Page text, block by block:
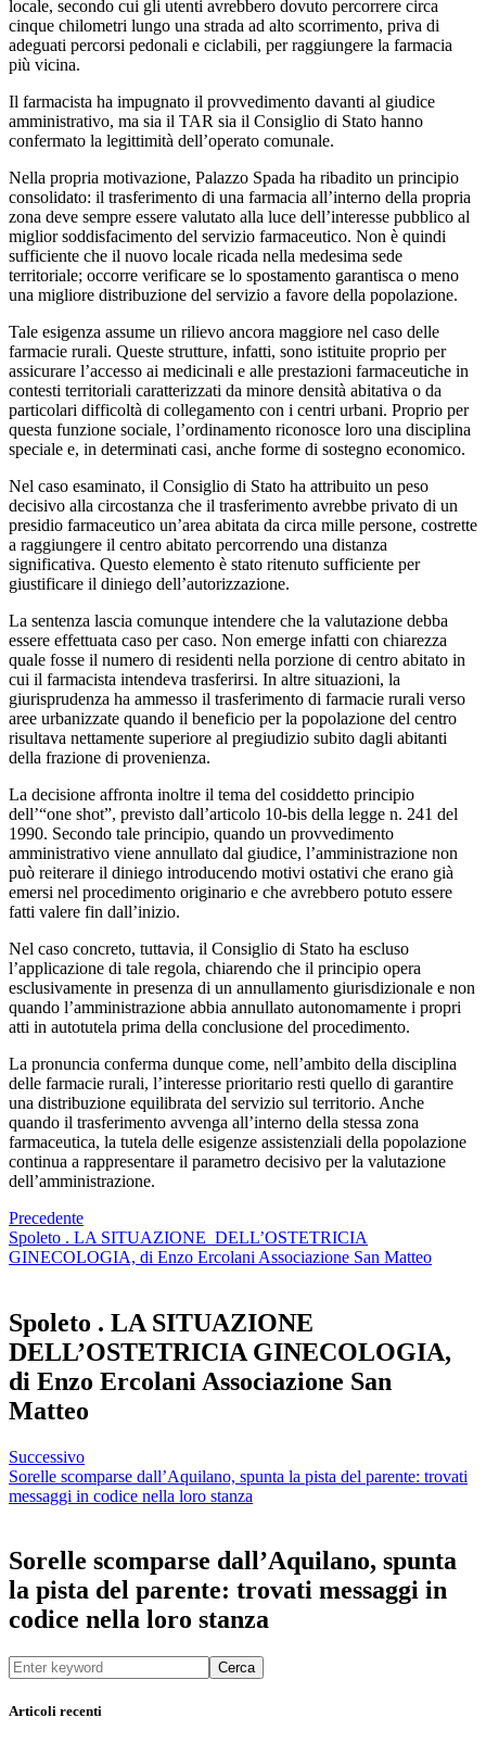
locale, secondo cui gli utenti avrebbero dovuto percorrere circa
cinque chilometri lungo una strada ad alto scorrimento, priva di
adeguati percorsi pedonali e ciclabili, per raggiungere la farmacia
più vicina.
Il farmacista ha impugnato il provvedimento davanti al giudice
amministrativo, ma sia il TAR sia il Consiglio di Stato hanno
confermato la legittimità dell’operato comunale.
Nella propria motivazione, Palazzo Spada ha ribadito un principio
consolidato: il trasferimento di una farmacia all’interno della propria
zona deve sempre essere valutato alla luce dell’interesse pubblico al
miglior soddisfacimento del servizio farmaceutico. Non è quindi
sufficiente che il nuovo locale ricada nella medesima sede
territoriale; occorre verificare se lo spostamento garantisca o meno
una migliore distribuzione del servizio a favore della popolazione.
Tale esigenza assume un rilievo ancora maggiore nel caso delle
farmacie rurali. Queste strutture, infatti, sono istituite proprio per
assicurare l’accesso ai medicinali e alle prestazioni farmaceutiche in
contesti territoriali caratterizzati da minore densità abitativa o da
particolari difficoltà di collegamento con i centri urbani. Proprio per
questa funzione sociale, l’ordinamento riconosce loro una disciplina
speciale e, in determinati casi, anche forme di sostegno economico.
Nel caso esaminato, il Consiglio di Stato ha attribuito un peso
decisivo alla circostanza che il trasferimento avrebbe privato di un
presidio farmaceutico un’area abitata da circa mille persone, costrette
a raggiungere il centro abitato percorrendo una distanza
significativa. Questo elemento è stato ritenuto sufficiente per
giustificare il diniego dell’autorizzazione.
La sentenza lascia comunque intendere che la valutazione debba
essere effettuata caso per caso. Non emerge infatti con chiarezza
quale fosse il numero di residenti nella porzione di centro abitato in
cui il farmacista intendeva trasferirsi. In altre situazioni, la
giurisprudenza ha ammesso il trasferimento di farmacie rurali verso
aree urbanizzate quando il beneficio per la popolazione del centro
risultava nettamente superiore al pregiudizio subito dagli abitanti
della frazione di provenienza.
La decisione affronta inoltre il tema del cosiddetto principio
dell’“one shot”, previsto dall’articolo 10-bis della legge n. 241 del
1990. Secondo tale principio, quando un provvedimento
amministrativo viene annullato dal giudice, l’amministrazione non
può reiterare il diniego introducendo motivi ostativi che erano già
emersi nel procedimento originario e che avrebbero potuto essere
fatti valere fin dall’inizio.
Nel caso concreto, tuttavia, il Consiglio di Stato ha escluso
l’applicazione di tale regola, chiarendo che il principio opera
esclusivamente in presenza di un annullamento giurisdizionale e non
quando l’amministrazione abbia annullato autonomamente i propri
atti in autotutela prima della conclusione del procedimento.
La pronuncia conferma dunque come, nell’ambito della disciplina
delle farmacie rurali, l’interesse prioritario resti quello di garantire
una distribuzione equilibrata del servizio sul territorio. Anche
quando il trasferimento avvenga all’interno della stessa zona
farmaceutica, la tutela delle esigenze assistenziali della popolazione
continua a rappresentare il parametro decisivo per la valutazione
dell’amministrazione.
Precedente
Spoleto . LA SITUAZIONE DELL’OSTETRICIA
GINECOLOGIA, di Enzo Ercolani Associazione San Matteo
Spoleto . LA SITUAZIONE
DELL’OSTETRICIA GINECOLOGIA,
di Enzo Ercolani Associazione San
Matteo
Successivo
Sorelle scomparse dall’Aquilano, spunta la pista del parente: trovati
messaggi in codice nella loro stanza
Sorelle scomparse dall’Aquilano, spunta
la pista del parente: trovati messaggi in
codice nella loro stanza
Cerca
Articoli recenti